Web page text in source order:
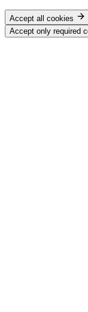
Accept all cookies
Accept only required